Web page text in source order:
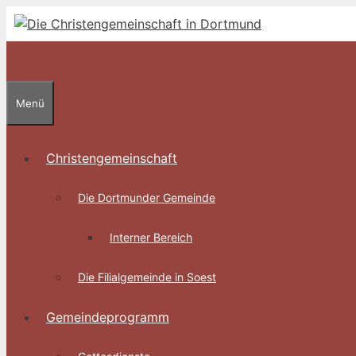
Zum
Inhalt
Menü
Christengemeinschaft
Die Dortmunder Gemeinde
Interner Bereich
Die Filialgemeinde in Soest
Gemeindeprogramm